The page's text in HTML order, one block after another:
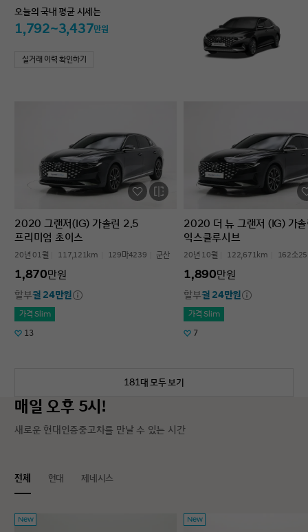
오늘의 국내 평균 시세는
1,792~3,437만원
실거래 이력 확인하기
2020 그랜저(IG) 가솔린 2.5
프리미엄 초이스
20년 01월 117,121km 129마4239 군산
1,870만원
할부월 24만원
가격 Slim
13
2020 더 뉴 그랜저 (IG) 가
익스클루시브
20년 10월 122,671km 162소
1,890만원
할부월 24만원
가격 Slim
7
181대 모두 보기
매일 오후 5시!
새로운 현대인증중고차를 만날 수 있는 시간
전체 현대 제네시스
New New